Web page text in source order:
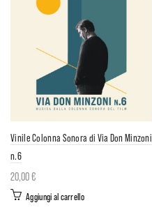
Vinile Colonna Sonora di Via Don Minzoni
n.6
20,00€
Aggiungi al carrello